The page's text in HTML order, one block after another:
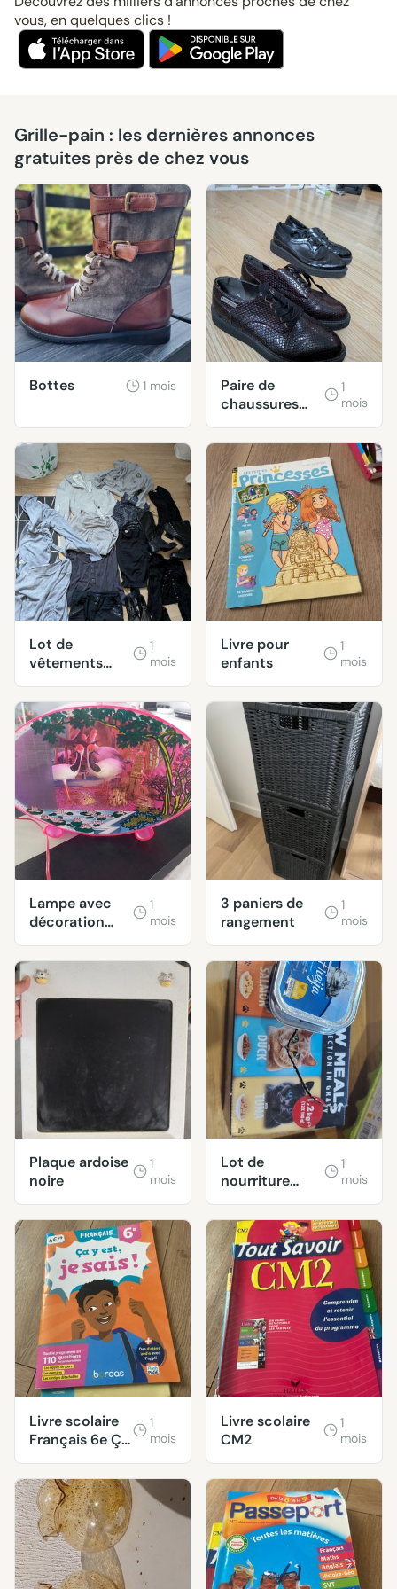
vous, en quelques clics !
Grille-pain : les dernières annonces
gratuites près de chez vous
Bottes 1 mois
Paire de
chaussures
taille 37
1
mois
Lot de
vêtements
femme taille
S/M +
Chaussures
1
mois
Livre pour
enfants
1
mois
Lampe avec
décoration
flamants roses
1
mois
3 paniers de
rangement
1
mois
Plaque ardoise
noire
1
mois
Lot de
nourriture
pour chat
1
mois
Livre scolaire
Français 6e Ça
y est, je sais !
1
mois
Livre scolaire
CM2
1
mois